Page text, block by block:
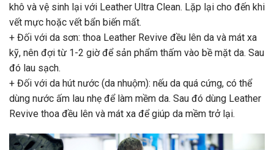
khô và vệ sinh lại với Leather Ultra Clean. Lặp lại cho đến khi
vết mực hoặc vết bẩn biến mất.
+ Đối với da sơn: thoa Leather Revive đều lên da và mát xa
kỹ, nên đợi từ 1-2 giờ để sản phẩm thấm vào bề mặt da. Sau
đó lau sạch.
+ Đối với da hút nước (da nhuộm): nếu da quá cứng, có thể
dùng nước ấm lau nhẹ để làm mềm da. Sau đó dùng Leather
Revive thoa đều lên và mát xa để giúp da mềm trở lại.